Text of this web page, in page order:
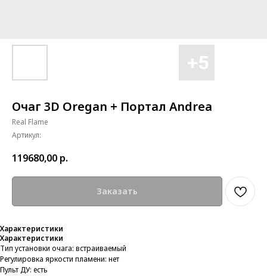
Очаг 3D Oregan + Портал Andrea
Real Flame
Артикул:
119680,00 р.
Заказать
Характеристики
Характеристики
Тип установки очага: встраиваемый
Регулировка яркости пламени: нет
Пульт ДУ: есть